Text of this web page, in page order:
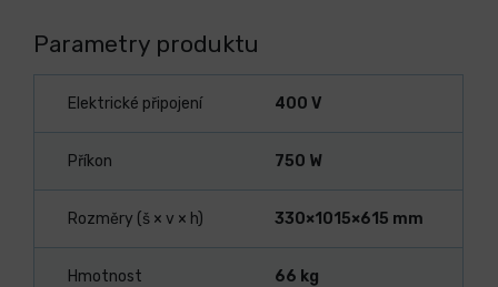
Parametry produktu
Elektrické připojení 400 V
Příkon 750 W
Rozměry (š × v × h) 330×1015×615 mm
Hmotnost 66 kg